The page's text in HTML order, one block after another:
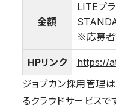
金額
LITEプ
※応募者
HPリンク
https://
ジョブカン採用管理
るクラウドサービス